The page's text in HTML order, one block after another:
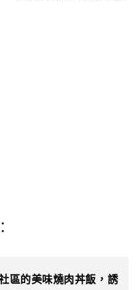
區的美味燒肉丼飯，誘